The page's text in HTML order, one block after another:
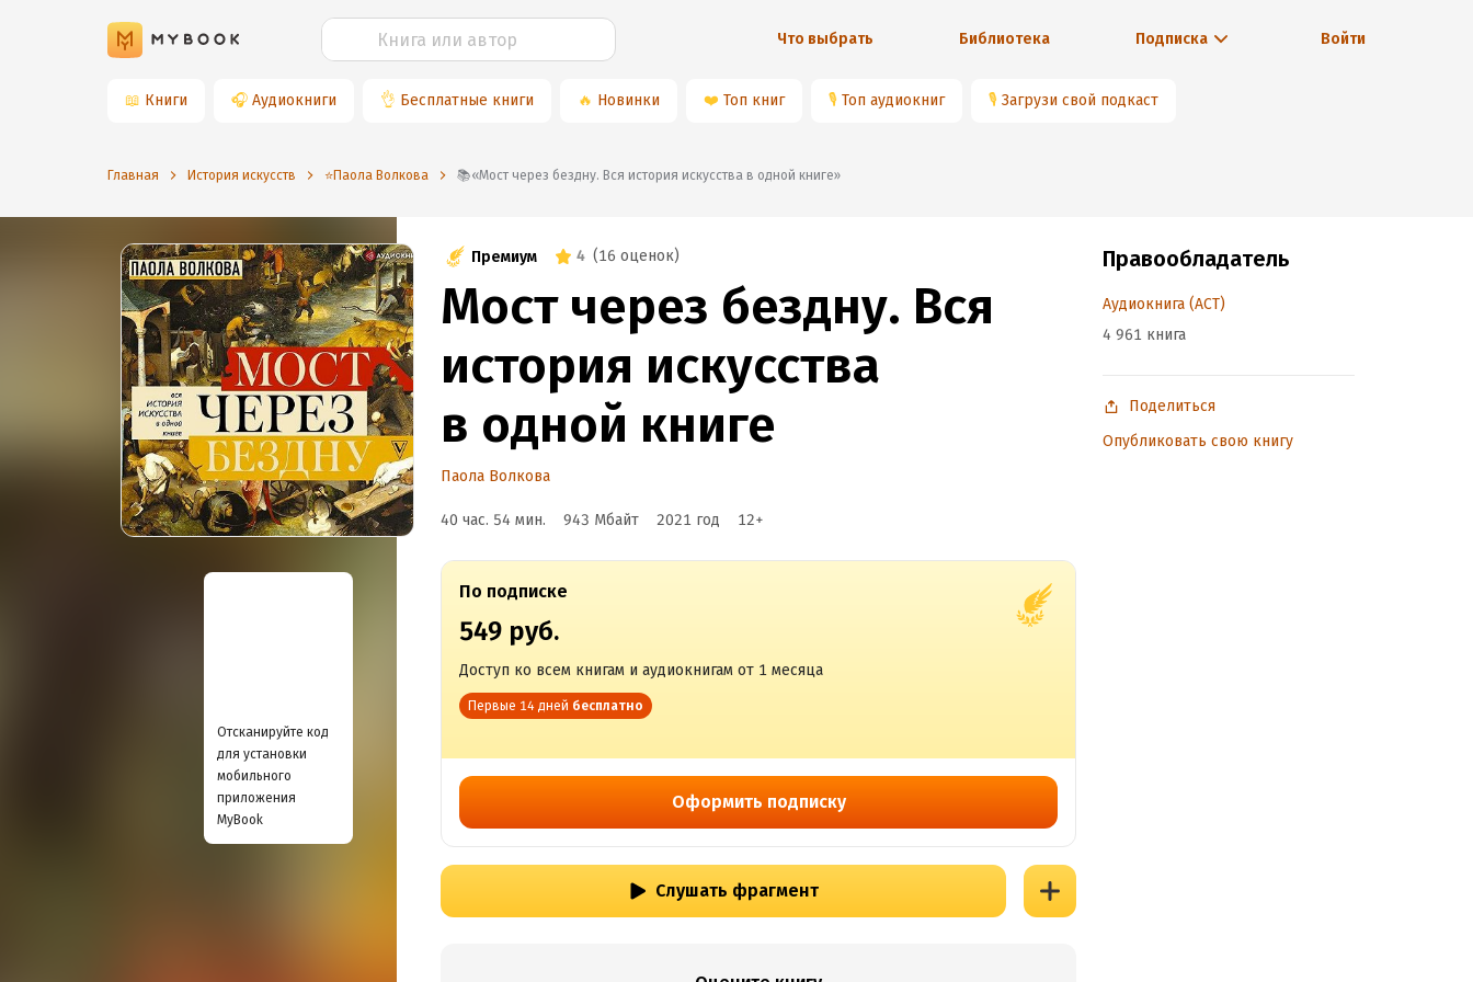
Что выбрать Библиотека Подписка Войти
📖 Книги 🎧 Аудиокниги 👌 Бесплатные книги 🔥 Новинки ❤️ Топ книг 🎙 Топ аудиокниг 🎙 Загрузи свой подкаст
Главная История искусств ⭐️Паола Волкова 📚«Мост через бездну. Вся история искусства в одной книге»
Отсканируйте код
для установки
мобильного
приложения
MyBook
Премиум 4 (16 оценок)
Мост через бездну. Вся
история искусства
в одной книге
Паола Волкова
40 час. 54 мин. 943 Мбайт 2021 год 12+
По подписке
549 руб.
Доступ ко всем книгам и аудиокнигам от 1 месяца
Первые 14 дней бесплатно
Оформить подписку
Слушать фрагмент
Правообладатель
Аудиокнига (АСТ)
4 961 книга
Поделиться
Опубликовать свою книгу